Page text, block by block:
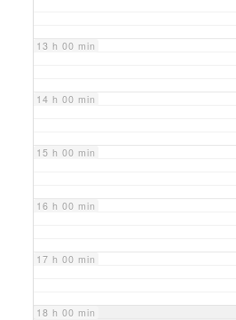
13 h 00 min
14 h 00 min
15 h 00 min
16 h 00 min
17 h 00 min
18 h 00 min